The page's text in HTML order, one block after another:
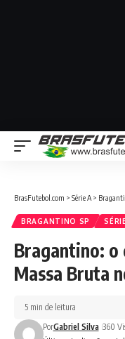
BrasFutebol.com > Série A >
BRAGANTINO SP
Bragantino: o
Massa Bruta
PorGabriel Silva 360
5 min de leitura